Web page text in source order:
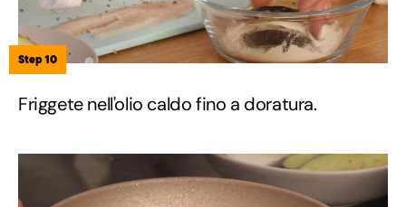
Step 10
Friggete nell'olio caldo fino a doratura.